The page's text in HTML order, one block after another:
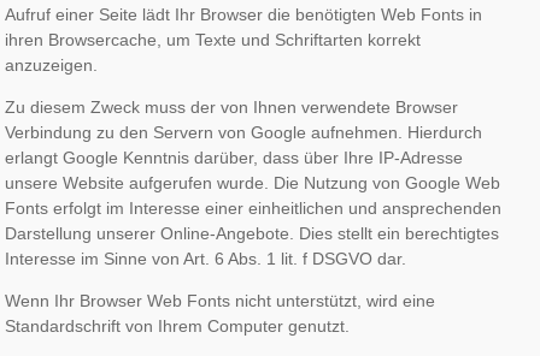
Aufruf einer Seite lädt Ihr Browser die benötigten Web Fonts in
ihren Browsercache, um Texte und Schriftarten korrekt
anzuzeigen.
Zu diesem Zweck muss der von Ihnen verwendete Browser
Verbindung zu den Servern von Google aufnehmen. Hierdurch
erlangt Google Kenntnis darüber, dass über Ihre IP-Adresse
unsere Website aufgerufen wurde. Die Nutzung von Google Web
Fonts erfolgt im Interesse einer einheitlichen und ansprechenden
Darstellung unserer Online-Angebote. Dies stellt ein berechtigtes
Interesse im Sinne von Art. 6 Abs. 1 lit. f DSGVO dar.
Wenn Ihr Browser Web Fonts nicht unterstützt, wird eine
Standardschrift von Ihrem Computer genutzt.